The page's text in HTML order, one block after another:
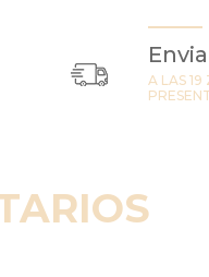
A LAS 19